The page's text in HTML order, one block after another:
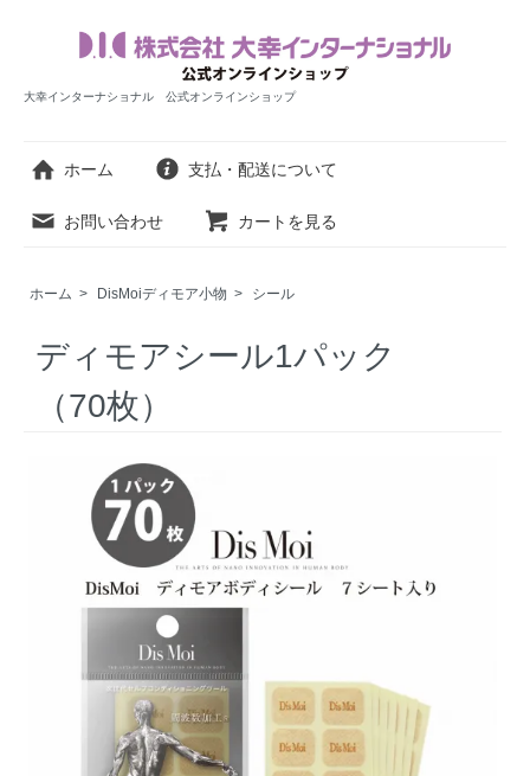
大幸インターナショナル 公式オンラインショップ
ホーム 支払・配送について
お問い合わせ カートを見る
ホーム > DisMoiディモア小物 > シール
ディモアシール1パック
（70枚）